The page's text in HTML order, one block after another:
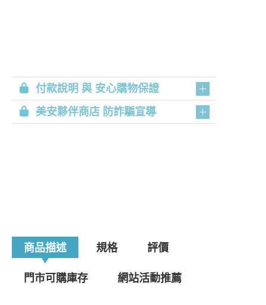
付款說明 與 安心購物保證
美安夥伴商店 防詐騙宣導
商品描述 規格 評價
門市可購庫存 網站活動推薦